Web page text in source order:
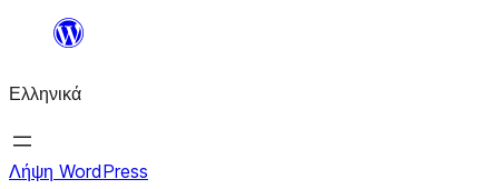
Μετάβαση
περιεχόμενο
Ελληνικά
Λήψη WordPress